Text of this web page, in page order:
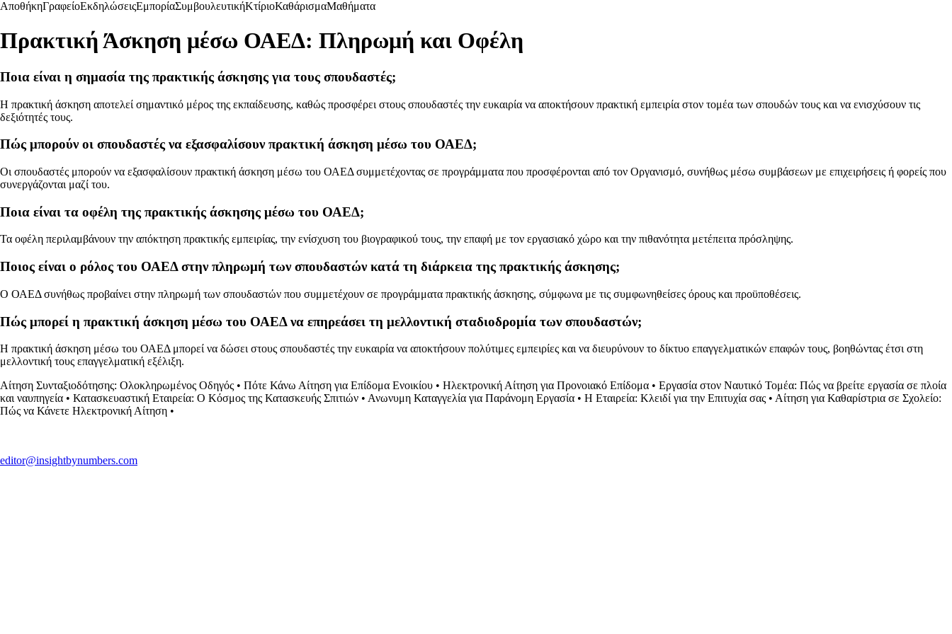
ΑποθήκηΓραφείοΕκδηλώσειςΕμπορίαΣυμβουλευτικήΚτίριοΚαθάρισμαΜαθήματα
Πρακτική Άσκηση μέσω ΟΑΕΔ: Πληρωμή και Οφέλη
Ποια είναι η σημασία της πρακτικής άσκησης για τους σπουδαστές;
Η πρακτική άσκηση αποτελεί σημαντικό μέρος της εκπαίδευσης, καθώς προσφέρει στους σπουδαστές την ευκαιρία να αποκτήσουν πρακτική εμπειρία στον τομέα των σπουδών τους και να ενισχύσουν τις
δεξιότητές τους.
Πώς μπορούν οι σπουδαστές να εξασφαλίσουν πρακτική άσκηση μέσω του ΟΑΕΔ;
Οι σπουδαστές μπορούν να εξασφαλίσουν πρακτική άσκηση μέσω του ΟΑΕΔ συμμετέχοντας σε προγράμματα που προσφέρονται από τον Οργανισμό, συνήθως μέσω συμβάσεων με επιχειρήσεις ή φορείς που
συνεργάζονται μαζί του.
Ποια είναι τα οφέλη της πρακτικής άσκησης μέσω του ΟΑΕΔ;
Τα οφέλη περιλαμβάνουν την απόκτηση πρακτικής εμπειρίας, την ενίσχυση του βιογραφικού τους, την επαφή με τον εργασιακό χώρο και την πιθανότητα μετέπειτα πρόσληψης.
Ποιος είναι ο ρόλος του ΟΑΕΔ στην πληρωμή των σπουδαστών κατά τη διάρκεια της πρακτικής άσκησης;
Ο ΟΑΕΔ συνήθως προβαίνει στην πληρωμή των σπουδαστών που συμμετέχουν σε προγράμματα πρακτικής άσκησης, σύμφωνα με τις συμφωνηθείσες όρους και προϋποθέσεις.
Πώς μπορεί η πρακτική άσκηση μέσω του ΟΑΕΔ να επηρεάσει τη μελλοντική σταδιοδρομία των σπουδαστών;
Η πρακτική άσκηση μέσω του ΟΑΕΔ μπορεί να δώσει στους σπουδαστές την ευκαιρία να αποκτήσουν πολύτιμες εμπειρίες και να διευρύνουν το δίκτυο επαγγελματικών επαφών τους, βοηθώντας έτσι στη
μελλοντική τους επαγγελματική εξέλιξη.
Αίτηση Συνταξιοδότησης: Ολοκληρωμένος Οδηγός • Πότε Κάνω Αίτηση για Επίδομα Ενοικίου • Ηλεκτρονική Αίτηση για Προνοιακό Επίδομα • Εργασία στον Ναυτικό Τομέα: Πώς να βρείτε εργασία σε πλοία
και ναυπηγεία • Κατασκευαστική Εταιρεία: Ο Κόσμος της Κατασκευής Σπιτιών • Ανωνυμη Καταγγελία για Παράνομη Εργασία • Η Εταιρεία: Κλειδί για την Επιτυχία σας • Αίτηση για Καθαρίστρια σε Σχολείο:
Πώς να Κάνετε Ηλεκτρονική Αίτηση •
editor@insightbynumbers.com